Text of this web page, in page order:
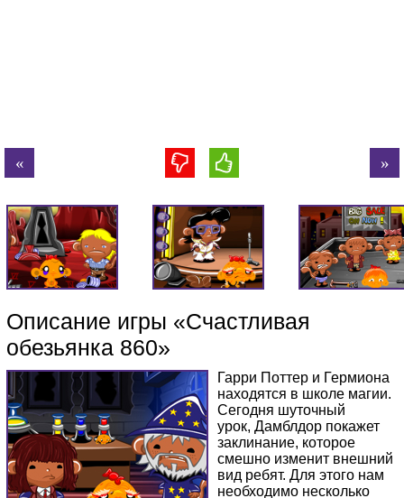
Описание игры «Счастливая
обезьянка 860»
Гарри Поттер и Гермиона
находятся в школе магии.
Сегодня шуточный
урок, Дамблдор покажет
заклинание, которое
смешно изменит внешний
вид ребят. Для этого нам
необходимо несколько